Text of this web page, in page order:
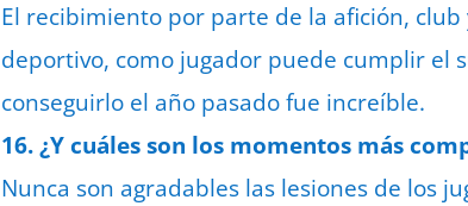
El recibimiento por parte de la afición,
deportivo, como jugador puede cumplir el
conseguirlo el año pasado fue increíble.
16. ¿Y cuáles son los momentos más
Nunca son agradables las lesiones de los